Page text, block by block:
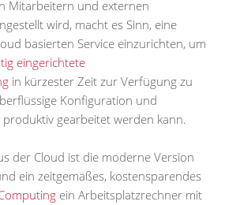
Mitarbeitern und externen
wird, macht es Sinn, eine
basierten Service einzurichten, um
eingerichtete
in kürzester Zeit zur Verfügung zu
Konfiguration und
gearbeitet werden kann.
der Cloud ist die moderne Version
ein zeitgemäßes, kostensparendes
ein Arbeitsplatzrechner mit